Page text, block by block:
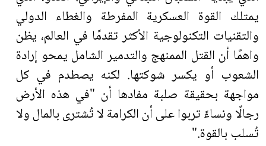
يمتلك القوة العسكرية المفرطة والغطاء الدولي
والتقنيات التكنولوجية الأكثر تقدمًا في العالم، يظن
واهمًا أن القتل الممنهج والتدمير الشامل يمحو إرادة
الشعوب أو يكسر شوكتها. لكنه يصطدم في كل
مواجهة بحقيقة صلبة مفادها أن "في هذه الأرض
رجالًا ونساءً تربوا على أن الكرامة لا تُشترى بالمال ولا
تُسلب بالقوة".